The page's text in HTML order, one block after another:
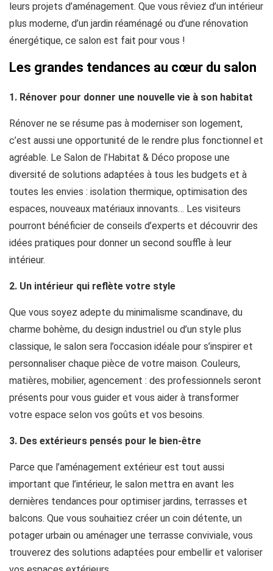
leurs projets d’aménagement. Que vous rêviez d’un intérieur
plus moderne, d’un jardin réaménagé ou d’une rénovation
énergétique, ce salon est fait pour vous !
Les grandes tendances au cœur du salon
1. Rénover pour donner une nouvelle vie à son habitat
Rénover ne se résume pas à moderniser son logement,
c’est aussi une opportunité de le rendre plus fonctionnel et
agréable. Le Salon de l’Habitat & Déco propose une
diversité de solutions adaptées à tous les budgets et à
toutes les envies : isolation thermique, optimisation des
espaces, nouveaux matériaux innovants… Les visiteurs
pourront bénéficier de conseils d’experts et découvrir des
idées pratiques pour donner un second souffle à leur
intérieur.
2. Un intérieur qui reflète votre style
Que vous soyez adepte du minimalisme scandinave, du
charme bohème, du design industriel ou d’un style plus
classique, le salon sera l’occasion idéale pour s’inspirer et
personnaliser chaque pièce de votre maison. Couleurs,
matières, mobilier, agencement : des professionnels seront
présents pour vous guider et vous aider à transformer
votre espace selon vos goûts et vos besoins.
3. Des extérieurs pensés pour le bien-être
Parce que l’aménagement extérieur est tout aussi
important que l’intérieur, le salon mettra en avant les
dernières tendances pour optimiser jardins, terrasses et
balcons. Que vous souhaitiez créer un coin détente, un
potager urbain ou aménager une terrasse conviviale, vous
trouverez des solutions adaptées pour embellir et valoriser